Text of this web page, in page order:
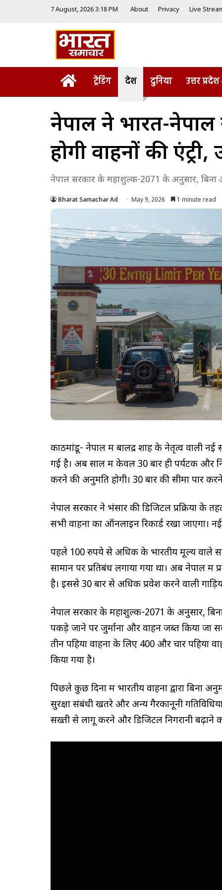
7 August, 2026 3:18 PM About Privacy Live
Homeट्रेंडिंग देश दुनिया उत्तर प्रदेश
नेपाल ने भारत-नेपाल
होगी वाहनों की
नेपाल सरकार के महाशुल्क-2071 के अनुसार, बिना
Bharat Samachar Ad May 9, 2026 1 minute read
काठमांडू- नेपाल में बालेंद्र शाह के नेतृत्व वाली
गई है। अब साल में केवल 30 बार ही पर्यटक और
करने की अनुमति होगी। 30 बार की सीमा पार
नेपाल सरकार ने भंसार की डिजिटल प्रक्रिया
सभी वाहनों का ऑनलाइन रिकार्ड रखा जाएगा।
पहले 100 रुपये से अधिक के भारतीय मूल्य वाले
सामान पर प्रतिबंध लगाया गया था। अब नेपाल में
है। इससे 30 बार से अधिक प्रवेश करने वाली
नेपाल सरकार के महाशुल्क-2071 के अनुसार,
पकड़े जाने पर जुर्माना और वाहन जब्त किया जा
तीन पहिया वाहनों के लिए 400 और चार पहिया
किया गया है।
पिछले कुछ दिनों में भारतीय वाहनों द्वारा बिना
सुरक्षा संबंधी खतरे और अन्य गैरकानूनी
सख्ती से लागू करने और डिजिटल निगरानी बढ़ाने